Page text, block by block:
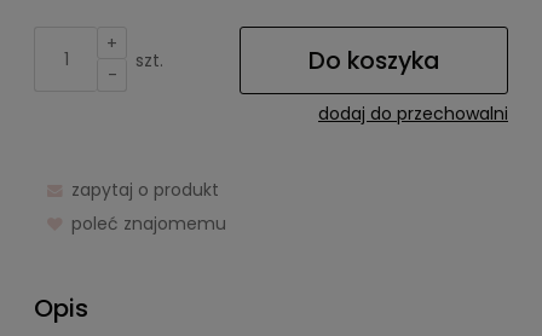
+
-
szt. Do koszyka
dodaj do przechowalni
zapytaj o produkt
poleć znajomemu
Opis